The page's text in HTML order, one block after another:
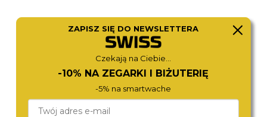
590,- 690,-
ZAPISZ SIĘ DO NEWSLETTERA
Czekają na Ciebie...
-10% NA ZEGARKI I BIŻUTERIĘ
-5% na smartwache